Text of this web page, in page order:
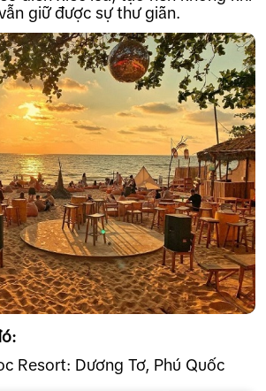
giữ được sự thư giãn.
Resort: Dương Tơ, Phú Quốc